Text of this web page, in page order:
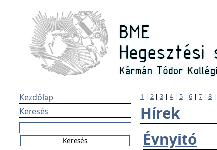
Kezdőlap
Keresés
1 | 2 | 3 | 4| 5 | 6 | 7 | 8
Hírek
Évnyitó